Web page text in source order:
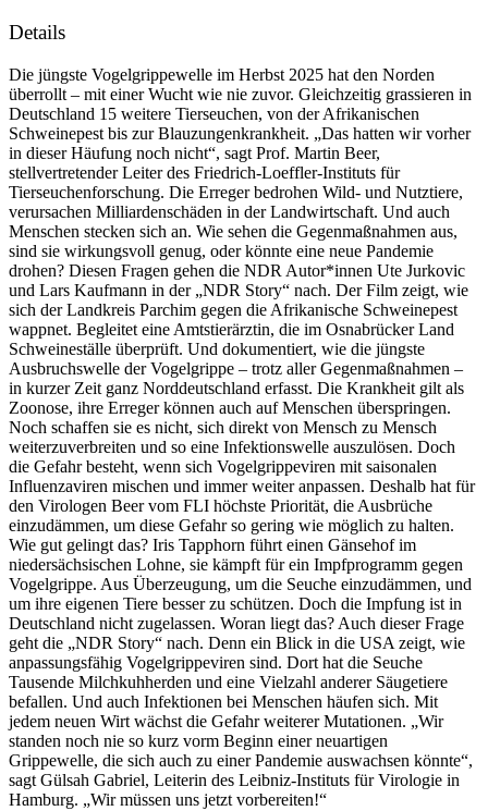
Details
Die jüngste Vogelgrippewelle im Herbst 2025 hat den Norden
überrollt – mit einer Wucht wie nie zuvor. Gleichzeitig grassieren in
Deutschland 15 weitere Tierseuchen, von der Afrikanischen
Schweinepest bis zur Blauzungenkrankheit. „Das hatten wir vorher
in dieser Häufung noch nicht“, sagt Prof. Martin Beer,
stellvertretender Leiter des Friedrich-Loeffler-Instituts für
Tierseuchenforschung. Die Erreger bedrohen Wild- und Nutztiere,
verursachen Milliardenschäden in der Landwirtschaft. Und auch
Menschen stecken sich an. Wie sehen die Gegenmaßnahmen aus,
sind sie wirkungsvoll genug, oder könnte eine neue Pandemie
drohen? Diesen Fragen gehen die NDR Autor*innen Ute Jurkovic
und Lars Kaufmann in der „NDR Story“ nach. Der Film zeigt, wie
sich der Landkreis Parchim gegen die Afrikanische Schweinepest
wappnet. Begleitet eine Amtstierärztin, die im Osnabrücker Land
Schweineställe überprüft. Und dokumentiert, wie die jüngste
Ausbruchswelle der Vogelgrippe – trotz aller Gegenmaßnahmen –
in kurzer Zeit ganz Norddeutschland erfasst. Die Krankheit gilt als
Zoonose, ihre Erreger können auch auf Menschen überspringen.
Noch schaffen sie es nicht, sich direkt von Mensch zu Mensch
weiterzuverbreiten und so eine Infektionswelle auszulösen. Doch
die Gefahr besteht, wenn sich Vogelgrippeviren mit saisonalen
Influenzaviren mischen und immer weiter anpassen. Deshalb hat für
den Virologen Beer vom FLI höchste Priorität, die Ausbrüche
einzudämmen, um diese Gefahr so gering wie möglich zu halten.
Wie gut gelingt das? Iris Tapphorn führt einen Gänsehof im
niedersächsischen Lohne, sie kämpft für ein Impfprogramm gegen
Vogelgrippe. Aus Überzeugung, um die Seuche einzudämmen, und
um ihre eigenen Tiere besser zu schützen. Doch die Impfung ist in
Deutschland nicht zugelassen. Woran liegt das? Auch dieser Frage
geht die „NDR Story“ nach. Denn ein Blick in die USA zeigt, wie
anpassungsfähig Vogelgrippeviren sind. Dort hat die Seuche
Tausende Milchkuhherden und eine Vielzahl anderer Säugetiere
befallen. Und auch Infektionen bei Menschen häufen sich. Mit
jedem neuen Wirt wächst die Gefahr weiterer Mutationen. „Wir
standen noch nie so kurz vorm Beginn einer neuartigen
Grippewelle, die sich auch zu einer Pandemie auswachsen könnte“,
sagt Gülsah Gabriel, Leiterin des Leibniz-Instituts für Virologie in
Hamburg. „Wir müssen uns jetzt vorbereiten!“